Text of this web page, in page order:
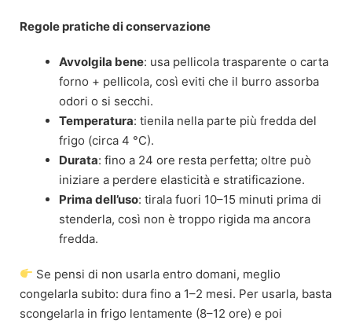
Regole pratiche di conservazione
Avvolgila bene: usa pellicola trasparente o carta
forno + pellicola, così eviti che il burro assorba
odori o si secchi.
Temperatura: tienila nella parte più fredda del
frigo (circa 4 °C).
Durata: fino a 24 ore resta perfetta; oltre può
iniziare a perdere elasticità e stratificazione.
Prima dell’uso: tirala fuori 10–15 minuti prima di
stenderla, così non è troppo rigida ma ancora
fredda.
Se pensi di non usarla entro domani, meglio
congelarla subito: dura fino a 1–2 mesi. Per usarla, basta
scongelarla in frigo lentamente (8–12 ore) e poi